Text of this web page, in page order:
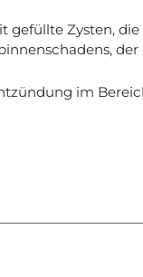
gefüllte Zysten,
im